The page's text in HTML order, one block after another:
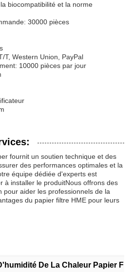
biocompatibilité et la norme
30000 pièces
T, Western Union, PayPal
10000 pièces par jour
fournit un soutien technique et des
des performances optimales et la
équipe dédiée d'experts est
à installer le produitNous offrons des
pour aider les professionnels de la
du papier filtre HME pour leurs
De La Chaleur Papier